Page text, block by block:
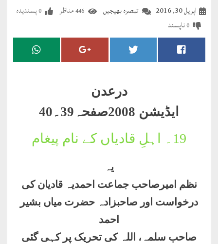
مضطرؔ
دستِ
تبصرہ بھیجیں اپریل 30, 2016 446مناظر 0پسندیدہ
0ناپسند
درعدن
ایڈیشن 2008صفحہ
39۔ 40
19۔ اہلِ قادیاں کے نام پیغام
یہ
نظم امیرصاحب جماعت احمدیہ قادیان کی
درخواست اور صاحبزادہ حضرت میاں بشیر
احمد
صاحب سلمہ، اللہ کی تحریک پر کہی گئی